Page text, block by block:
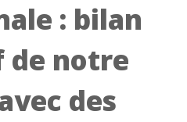
: bilan
notre
des